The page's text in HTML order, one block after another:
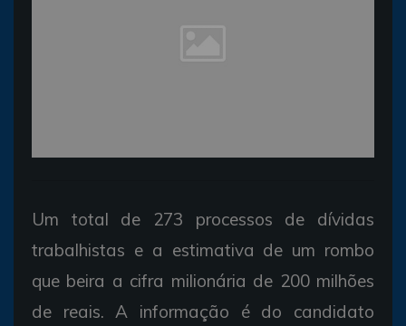
Um total de 273 processos de dívidas
trabalhistas e a estimativa de um rombo
que beira a cifra milionária de 200 milhões
de reais. A informação é do candidato